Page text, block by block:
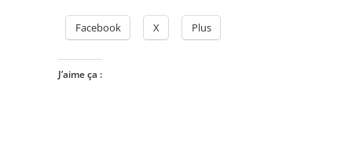
Facebook X Plus
J’aime ça :